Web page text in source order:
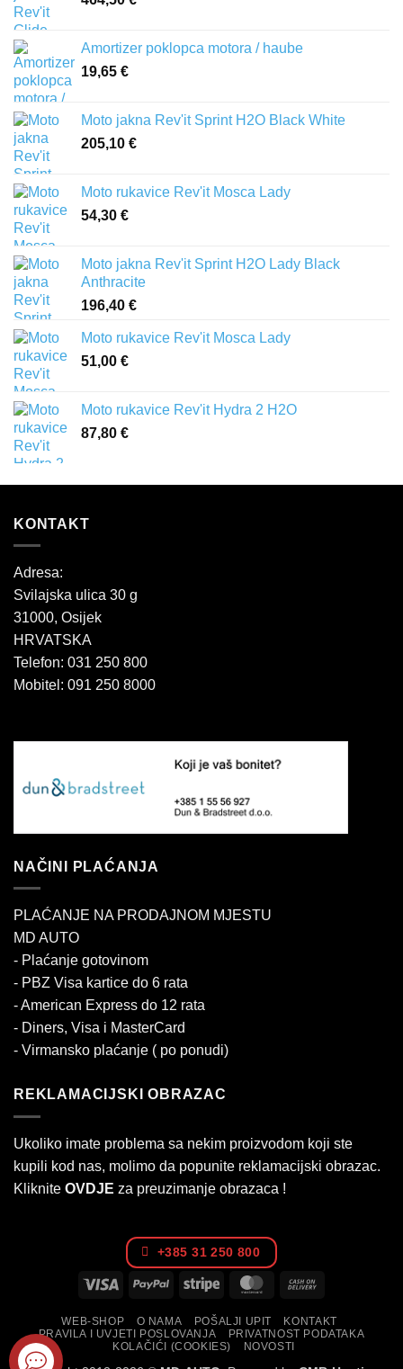
Amortizer poklopca motora / haube
19,65 €
Moto jakna Rev'it Sprint H2O Black White
205,10 €
Moto rukavice Rev'it Mosca Lady
54,30 €
Moto jakna Rev'it Sprint H2O Lady Black
Anthracite
196,40 €
Moto rukavice Rev'it Mosca Lady
51,00 €
Moto rukavice Rev'it Hydra 2 H2O
87,80 €
KONTAKT
Adresa:
Svilajska ulica 30 g
31000, Osijek
HRVATSKA
Telefon: 031 250 800
Mobitel: 091 250 8000
NAČINI PLAĆANJA
PLAĆANJE NA PRODAJNOM MJESTU
MD AUTO
- Plaćanje gotovinom
- PBZ Visa kartice do 6 rata
- American Express do 12 rata
- Diners, Visa i MasterCard
- Virmansko plaćanje ( po ponudi)
REKLAMACIJSKI OBRAZAC
Ukoliko imate problema sa nekim proizvodom koji ste
kupili kod nas, molimo da popunite reklamacijski obrazac.
Kliknite OVDJE za preuzimanje obrazaca !
+385 31 250 800
Visa PayPal Stripe MasterCard
Delivery
WEB-SHOP O NAMA POŠALJI UPIT
KONTAKT
PRAVILA I UVJETI POSLOVANJA
PRIVATNOST PODATAKA
KOLAČIĆI (COOKIES)
NOVOSTI